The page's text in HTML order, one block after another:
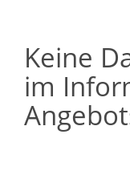
Keine
im